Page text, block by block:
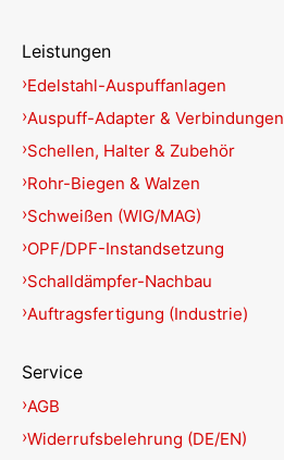
Leistungen
Edelstahl-Auspuffanlagen
Auspuff-Adapter & Verbindungen
Schellen, Halter & Zubehör
Rohr-Biegen & Walzen
Schweißen (WIG/MAG)
OPF/DPF-Instandsetzung
Schalldämpfer-Nachbau
Auftragsfertigung (Industrie)
Service
AGB
Widerrufsbelehrung (DE/EN)